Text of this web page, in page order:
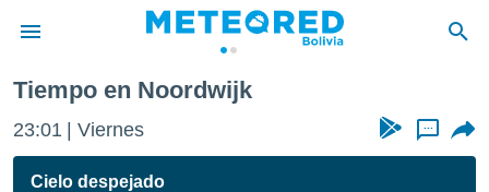
de
ha
Tiempo en Noordwijk
23:01 Viernes ...
Cielo despejado